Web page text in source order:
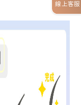
線上客服